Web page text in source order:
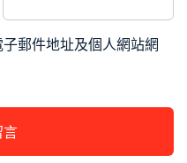
郵件地址及個人網站網